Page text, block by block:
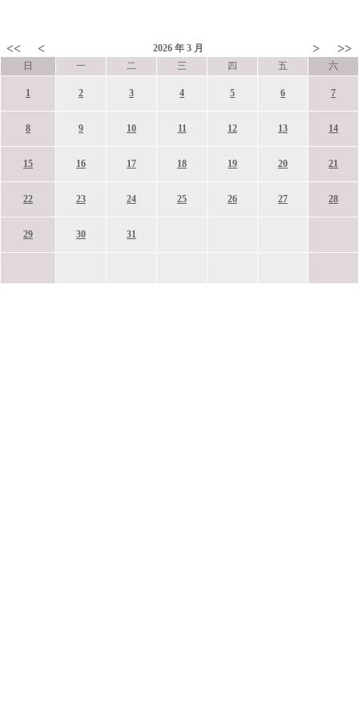
<< < 2026 年 3 月 > >>
日 一 二 三 四 五 六
1 2 3 4 5 6 7
8 9 10 11 12 13 14
15 16 17 18 19 20 21
22 23 24 25 26 27 28
29 30 31